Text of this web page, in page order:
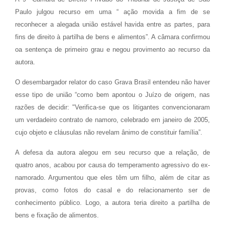
Paulo julgou recurso em uma “ ação movida a fim de se
reconhecer a alegada união estável havida entre as partes, para
fins de direito à partilha de bens e alimentos”. A câmara confirmou
oa sentença de primeiro grau e negou provimento ao recurso da
autora.
O desembargador relator do caso Grava Brasil entendeu não haver
esse tipo de união “como bem apontou o Juízo de origem, nas
razões de decidir: "Verifica-se que os litigantes convencionaram
um verdadeiro contrato de namoro, celebrado em janeiro de 2005,
cujo objeto e cláusulas não revelam ânimo de constituir família”.
A defesa da autora alegou em seu recurso que a relação, de
quatro anos, acabou por causa do temperamento agressivo do ex-
namorado. Argumentou que eles têm um filho, além de citar as
provas, como fotos do casal e do relacionamento ser de
conhecimento público. Logo, a autora teria direito a partilha de
bens e fixação de alimentos.